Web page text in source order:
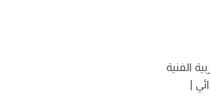
الفنية
|